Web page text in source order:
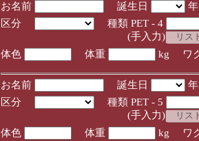
お名前 誕生日
区分
種類 PET - 4
(手入力)
体色
体重 kg ワ
お名前 誕生日
区分
種類 PET - 5
(手入力)
体色
体重 kg ワ